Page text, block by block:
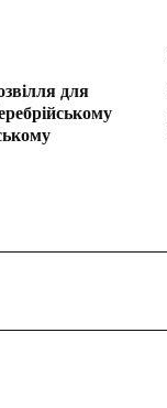
для